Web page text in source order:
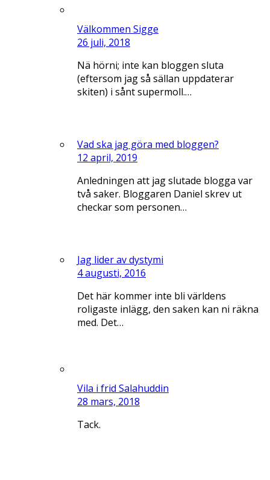
Välkommen Sigge
26 juli, 2018
Nä hörni; inte kan bloggen sluta
(eftersom jag så sällan uppdaterar
skiten) i sånt supermoll.…
Vad ska jag göra med bloggen?
12 april, 2019
Anledningen att jag slutade blogga var
två saker. Bloggaren Daniel skrev ut
checkar som personen…
Jag lider av dystymi
4 augusti, 2016
Det här kommer inte bli världens
roligaste inlägg, den saken kan ni räkna
med. Det…
Vila i frid Salahuddin
28 mars, 2018
Tack.